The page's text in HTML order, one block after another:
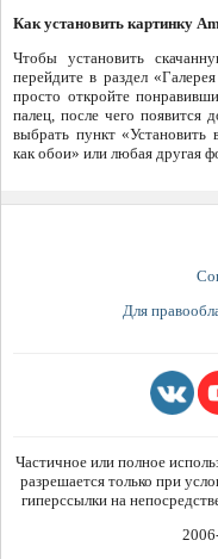
Как установить картинку
Чтобы установить
перейдите в раздел
просто откройте
палец, после чего
выбрать пункт «Установить
как обои» или любая другая
Для
Частичное или полное
разрешается только при
гиперссылки на